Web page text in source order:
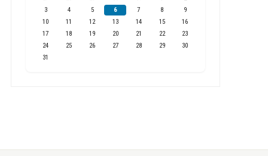
3
4 5 6 7 8
9
10
11 12 13 14 15
16
17
18 19 20 21 22
23
24
25 26 27 28 29
30
31